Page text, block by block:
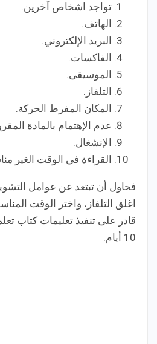
تواجد اشخاص آخرين.
الهاتف.
البريد الإلكتروني.
الفاكسات.
الموسيقى.
التلفاز.
المكان المفرط الحركة.
عدم الإهتمام بالمادة
الإنشغال.
القراءة في الوقت الغير
فحاول أن تبتعد عن عوامل
اغلق التلفاز، واختر الوقت
قادر على تنفيذ تعليمات كتاب
10 أيام.